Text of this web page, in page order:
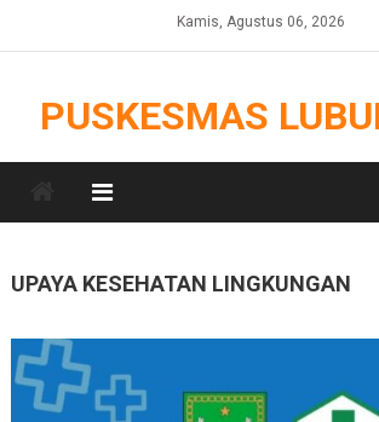
Kamis, Agustus 06, 2026
PUSKESMAS
UPAYA KESEHATAN LINGKUNGAN